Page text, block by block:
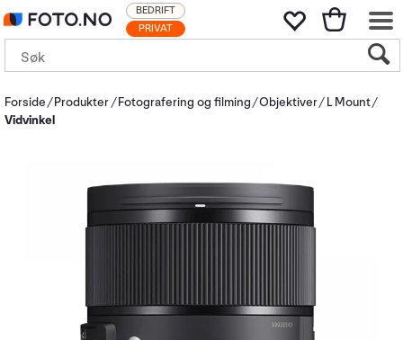
PRIVAT
BEDRIFT
Forside Produkter Fotografering og filming Objektiver
L Mount
Vidvinkel